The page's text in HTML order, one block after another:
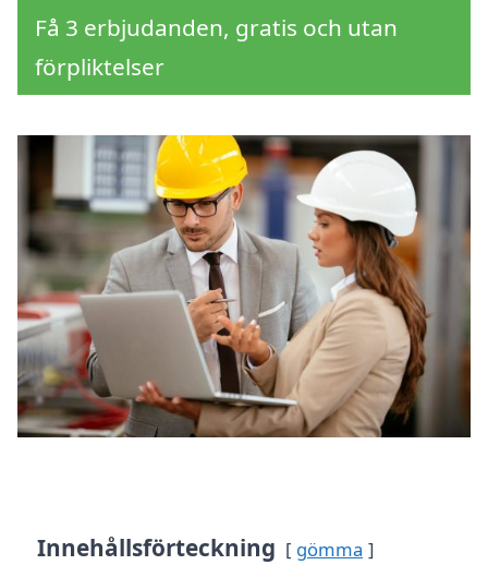
Få 3 erbjudanden, gratis och utan
förpliktelser
Innehållsförteckning gömma